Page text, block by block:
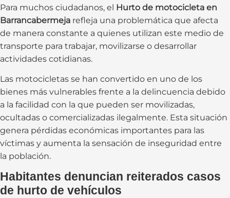
Para muchos ciudadanos, el Hurto de motocicleta en
Barrancabermeja refleja una problemática que afecta
de manera constante a quienes utilizan este medio de
transporte para trabajar, movilizarse o desarrollar
actividades cotidianas.
Las motocicletas se han convertido en uno de los
bienes más vulnerables frente a la delincuencia debido
a la facilidad con la que pueden ser movilizadas,
ocultadas o comercializadas ilegalmente. Esta situación
genera pérdidas económicas importantes para las
víctimas y aumenta la sensación de inseguridad entre
la población.
Habitantes denuncian reiterados casos
de hurto de vehículos